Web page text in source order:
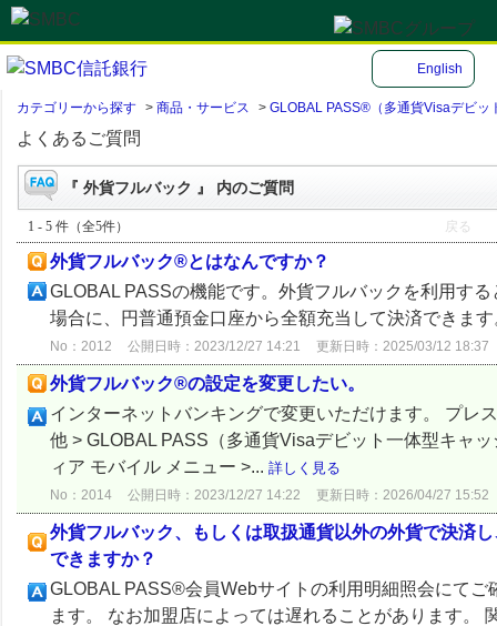
English
カテゴリーから探す > 商品・サービス > GLOBAL PASS®（多通貨Visaデビッ
よくあるご質問
『 外貨フルバック 』 内のご質問
1 - 5 件（全5件） 戻る
外貨フルバック®とはなんですか？
GLOBAL PASSの機能です。外貨フルバックを利用す
場合に、円普通預金口座から全額充当して決済できま
No：2012 公開日時：2023/12/27 14:21 更新日時：2025/03/12 18:37
外貨フルバック®の設定を変更したい。
インターネットバンキングで変更いただけます。 プレ
他 > GLOBAL PASS（多通貨Visaデビット一体型キャ
ィア モバイル メニュー >... 詳しく見る
No：2014 公開日時：2023/12/27 14:22 更新日時：2026/04/27 15:52
外貨フルバック、もしくは取扱通貨以外の外貨で決済
できますか？
GLOBAL PASS®会員Webサイトの利用明細照会にて
ます。 なお加盟店によっては遅れることがあります。